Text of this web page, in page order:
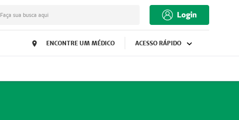
Faça sua busca aqui Login
ENCONTRE UM MÉDICO ACESSO RÁPIDO